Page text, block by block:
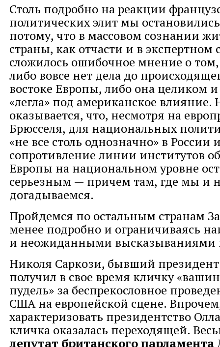
Столь подробно на реакции
политических элит мы
потому, что в массовом сознании
страны, как отчасти и в экспертном
сложилось ошибочное мнение о
либо вовсе нет дела до
востоке Европы, либо она целиком
«легла» под американское влияние.
оказывается, что, несмотря на
Брюсселя, для национальных
«не все столь однозначно» в России
сопротивление линии институтов
Европы на национальном уровне
серьезным — причем там, где мы и
догадываемся.
Пройдемся по остальным странам
менее подробно и ограничиваясь
и неожиданными высказываниями
Николя Саркози, бывший
получил в свое время кличку
пудель» за беспрекословное
США на европейской сцене.
характеризовать президентство
кличка оказалась переходящей.
депутат британского парламента